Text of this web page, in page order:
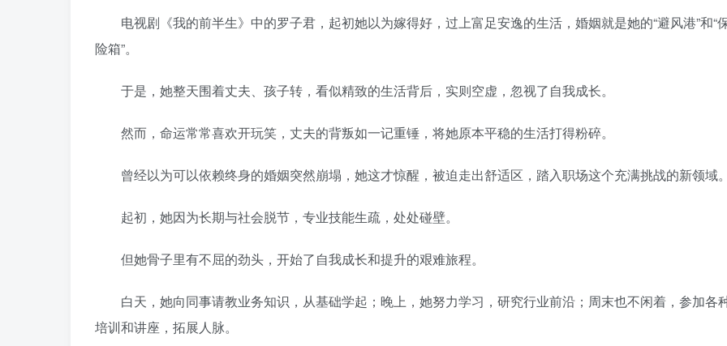
电视剧《我的前半生》中的罗子君，起初她以为嫁得好，过上富足安逸的生活，婚姻就是她的“避风港”和“
险箱”。
于是，她整天围着丈夫、孩子转，看似精致的生活背后，实则空虚，忽视了自我成长。
然而，命运常常喜欢开玩笑，丈夫的背叛如一记重锤，将她原本平稳的生活打得粉碎。
曾经以为可以依赖终身的婚姻突然崩塌，她这才惊醒，被迫走出舒适区，踏入职场这个充满挑战的新领域
起初，她因为长期与社会脱节，专业技能生疏，处处碰壁。
但她骨子里有不屈的劲头，开始了自我成长和提升的艰难旅程。
白天，她向同事请教业务知识，从基础学起；晚上，她努力学习，研究行业前沿；周末也不闲着，参加各
培训和讲座，拓展人脉。